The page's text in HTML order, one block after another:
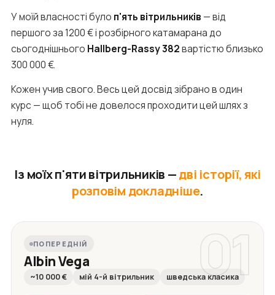
У моїй власності було п'ять вітрильників — від
першого за 1200 € і розбірного катамарана до
сьогоднішнього Hallberg-Rassy 382вартістю близько
300 000 €.
Кожен учив свого. Весь цей досвід зібрано в один
курс — щоб тобі не довелося проходити цей шлях з
нуля.
Із моїх п'яти вітрильників —дві історії, які
розповім докладніше.
01
ПОПЕРЕДНІЙ
Albin Vega
~10 000 € мій 4-й вітрильник шведська класика